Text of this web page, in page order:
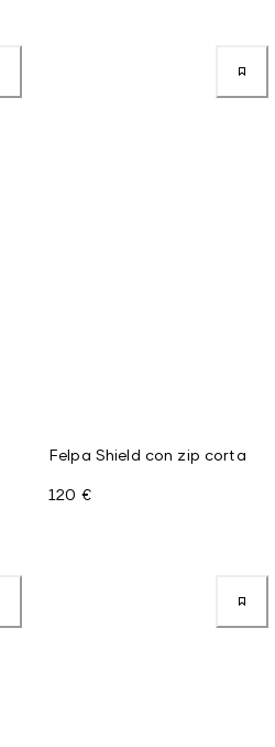
Felpa Shield con zip corta
120 €